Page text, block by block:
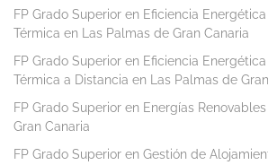
FP Grado Superior en Eficiencia
Térmica en Las Palmas de Gran Canaria
FP Grado Superior en Eficiencia
Térmica a Distancia en Las Palmas de
FP Grado Superior en Energías
Gran Canaria
FP Grado Superior en Gestión de